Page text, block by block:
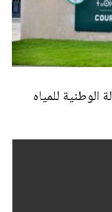
الوطنية للمياه